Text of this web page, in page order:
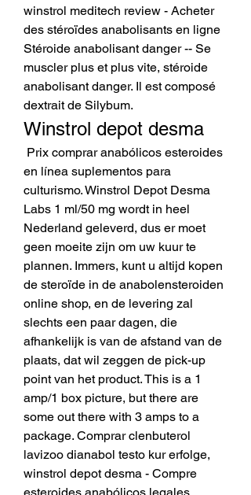
winstrol meditech review - Acheter
des stéroïdes anabolisants en ligne
Stéroide anabolisant danger -- Se
muscler plus et plus vite, stéroide
anabolisant danger. Il est composé
dextrait de Silybum.
Winstrol depot desma
en línea suplementos para
culturismo. Winstrol Depot Desma
Labs 1 ml/50 mg wordt in heel
Nederland geleverd, dus er moet
geen moeite zijn om uw kuur te
plannen. Immers, kunt u altijd kopen
de steroïde in de anabolensteroiden
online shop, en de levering zal
slechts een paar dagen, die
afhankelijk is van de afstand van de
plaats, dat wil zeggen de pick-up
point van het product. This is a 1
amp/1 box picture, but there are
some out there with 3 amps to a
package. Comprar clenbuterol
lavizoo dianabol testo kur erfolge,
winstrol depot desma - Compre